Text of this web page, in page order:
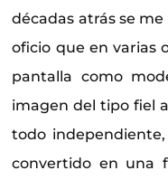
décadas atrás se
oficio que en varias
pantalla como
imagen del tipo fiel
todo
convertido en una